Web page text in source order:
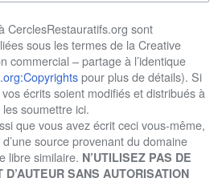
CerclesRestauratifs.org sont
sous les termes de la Creative
commercial – partage à l’identique
pour plus de détails). Si
écrits soient modifiés et distribués à
soumettre ici.
que vous avez écrit ceci vous-même,
source provenant du domaine
libre similaire. N’UTILISEZ PAS DE
SANS AUTORISATION